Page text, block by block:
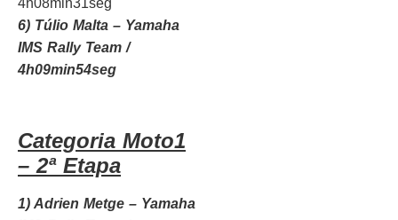
6) Túlio Malta – Yamaha
IMS Rally Team /
4h09min54seg
Categoria Moto1
– 2ª Etapa
1) Adrien Metge – Yamaha